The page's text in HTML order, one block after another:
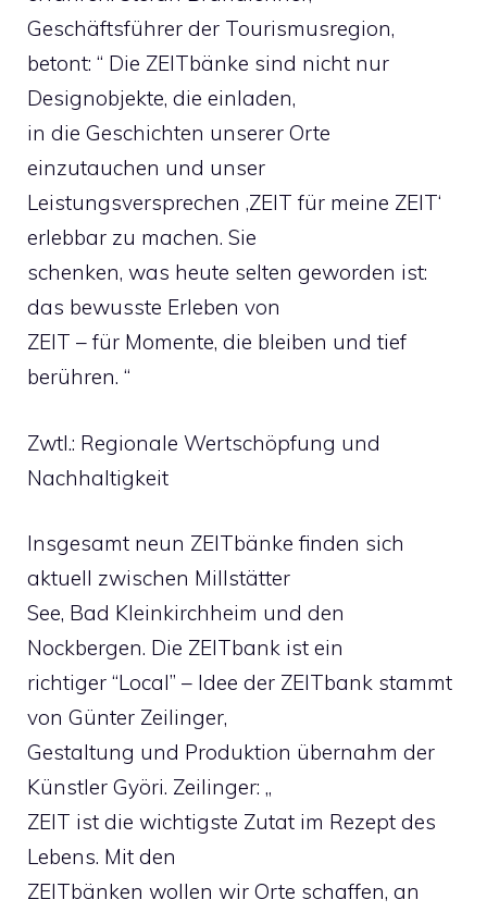
Geschäftsführer der Tourismusregion,
betont: “ Die ZEITbänke sind nicht nur
Designobjekte, die einladen,
in die Geschichten unserer Orte
einzutauchen und unser
Leistungsversprechen ‚ZEIT für meine ZEIT‘
erlebbar zu machen. Sie
schenken, was heute selten geworden ist:
das bewusste Erleben von
ZEIT – für Momente, die bleiben und tief
berühren. “
Zwtl.: Regionale Wertschöpfung und
Nachhaltigkeit
Insgesamt neun ZEITbänke finden sich
aktuell zwischen Millstätter
See, Bad Kleinkirchheim und den
Nockbergen. Die ZEITbank ist ein
richtiger “Local” – Idee der ZEITbank stammt
von Günter Zeilinger,
Gestaltung und Produktion übernahm der
Künstler Györi. Zeilinger: „
ZEIT ist die wichtigste Zutat im Rezept des
Lebens. Mit den
ZEITbänken wollen wir Orte schaffen, an